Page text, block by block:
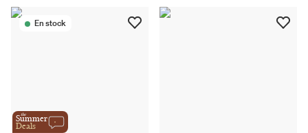
En stock
the
Summer
Deals